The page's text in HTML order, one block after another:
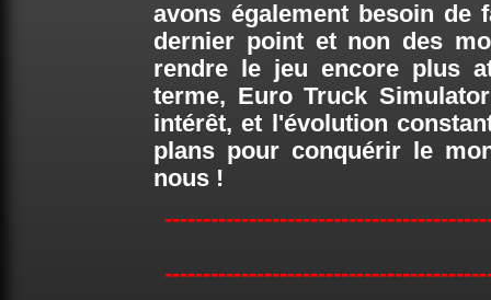
avons également besoin
dernier point et non des
rendre le jeu encore plus
terme, Euro Truck
intérêt, et l'évolution
plans pour conquérir le
nous !